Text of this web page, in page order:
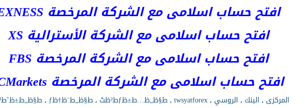
افتح حساب اسلامى مع الشركة المرخصة EXNESS
افتح حساب اسلامى مع الشركة الأسترالية XS
افتح حساب اسلامى مع الشركة المرخصة FBS
افتح حساب اسلامى مع الشركة المرخصة ICMarkets
المركزى , البنك , الروسي ,
twsyatforex
,ط§ظ„ظ…ط±ظƒط²ظٹ ,ط§ظ„ط¨ظ†ظƒ ,ط§ظ„ط±ظˆط³ظٹ